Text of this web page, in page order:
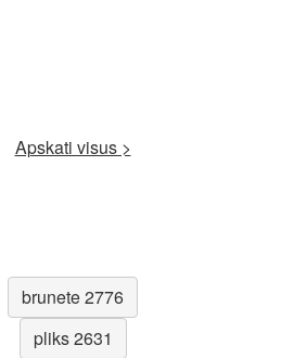
Apskati visus >
brunete 2776
pliks 2631